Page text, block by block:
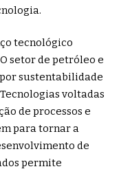
tecnológico
setor de petróleo e
sustentabilidade
voltadas
de processos e
para tornar a
de
permite